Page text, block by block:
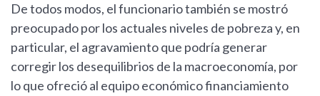
De todos modos, el funcionario también se mostró
preocupado por los actuales niveles de pobreza y, en
particular, el agravamiento que podría generar
corregir los desequilibrios de la macroeconomía, por
lo que ofreció al equipo económico financiamiento